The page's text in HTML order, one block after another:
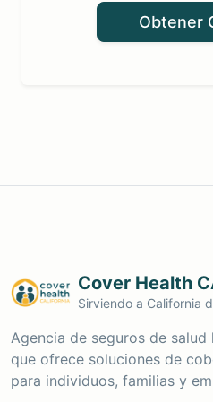
Obtener
Cover Health
Sirviendo a California
Agencia de seguros de
que ofrece soluciones de
para individuos, familias y